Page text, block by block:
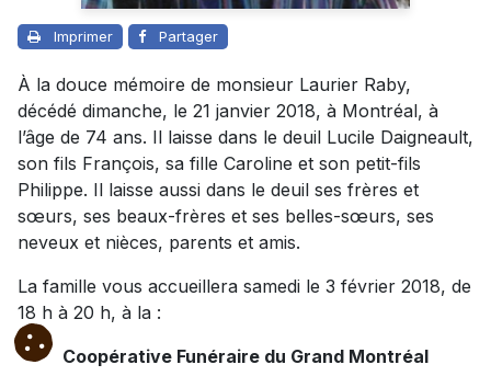
Imprimer Partager
À la douce mémoire de monsieur Laurier Raby,
décédé dimanche, le 21 janvier 2018, à Montréal, à
l’âge de 74 ans. Il laisse dans le deuil Lucile Daigneault,
son fils François, sa fille Caroline et son petit-fils
Philippe. Il laisse aussi dans le deuil ses frères et
sœurs, ses beaux-frères et ses belles-sœurs, ses
neveux et nièces, parents et amis.
La famille vous accueillera samedi le 3 février 2018, de
18 h à 20 h, à la :
Coopérative Funéraire du Grand Montréal